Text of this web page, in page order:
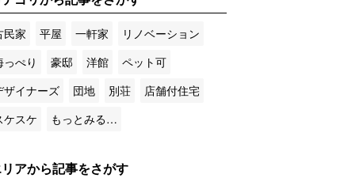
民家 平屋 一軒家
リノベーション
っぺり
豪邸 洋館
ペット可
ザイナーズ
団地 別荘
店舗付住宅
ケスケ
もっとみる…
アから記事をさがす